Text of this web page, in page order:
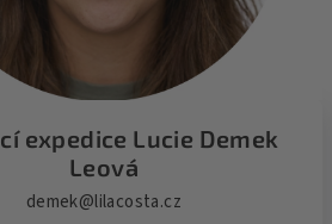
expedice Lucie Demek
Leová
demek@lilacosta.cz